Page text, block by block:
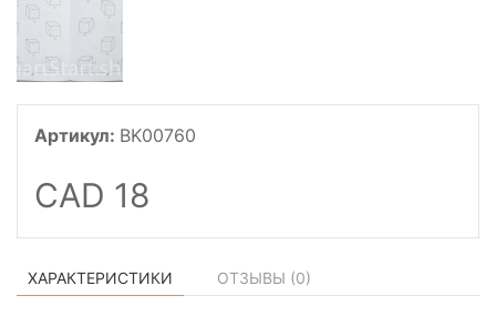
Артикул: BK00760
CAD 18
ХАРАКТЕРИСТИКИ ОТЗЫВЫ (0)